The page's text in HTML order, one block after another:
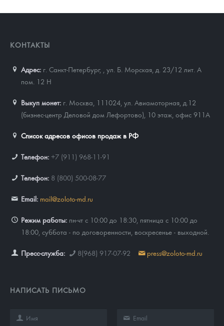
КОНТАКТЫ
Адрес: г. Санкт-Петербург,
ул. Б. Морская, д. 23/12 лит. А
пом. 12 Н
Выкуп монет: г. Москва, 111024, ул. Авиамоторная, д.12
(бизнес-центр Деловой дом Лефортово), 10 этаж, офис 911А
Список адресов офисов продаж в РФ
Телефон: +7 (911) 968-11-91
Телефон: 8 (800) 500-08-77
Email: mail@zoloto-md.ru
Режим работы: пн-чт с 10:00 до 18:30, пятница с 10:00 до
18:00, суббота - по договоренности, воскресенье - выходной.
Пресс-служба: 8(968) 917-07-92 press@zoloto-md.ru
НАПИСАТЬ ПИСЬМО